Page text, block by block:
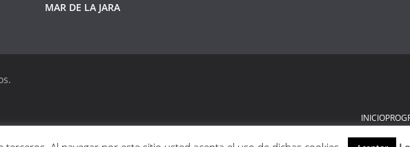
MAR DE LA JARA
INICIO